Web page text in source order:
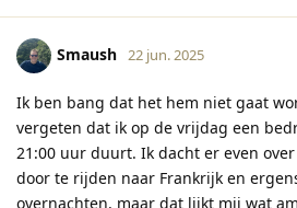
Smaush 22 jun. 2025
Ik ben bang dat het hem niet gaat
vergeten dat ik op de vrijdag een
21:00 uur duurt. Ik dacht er even
door te rijden naar Frankrijk en
overnachten, maar dat lijkt mij wat